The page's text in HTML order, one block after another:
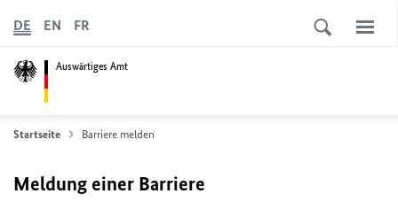
Auswärtiges Amt
DE EN FR
Startseite Barriere melden
Meldung einer Barriere